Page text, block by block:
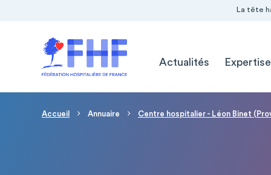
La tête
Actualités
Fil d'Ariane
Accueil Annuaire Centre hospitalier - Léon Binet